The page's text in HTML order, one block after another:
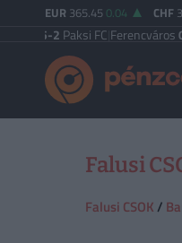
EUR 365.45 0.04 CHF
Paksi FC|Ferencváros0-0
Falusi
Falusi CSOK /